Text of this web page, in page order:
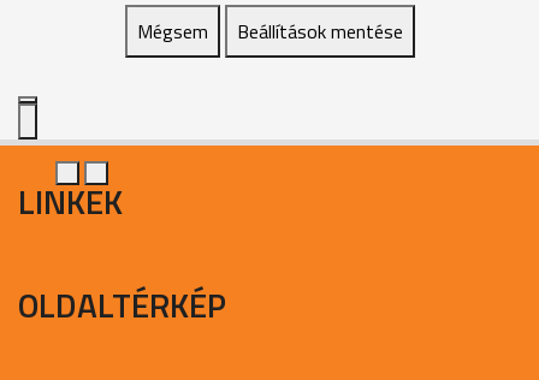
Mégsem Beállítások mentése
LINKEK
OLDALTÉRKÉP